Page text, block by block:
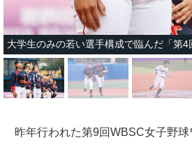
大学生のみの若い選手構成で臨んだ「第4
昨年行われた第9回WBSC女子野球